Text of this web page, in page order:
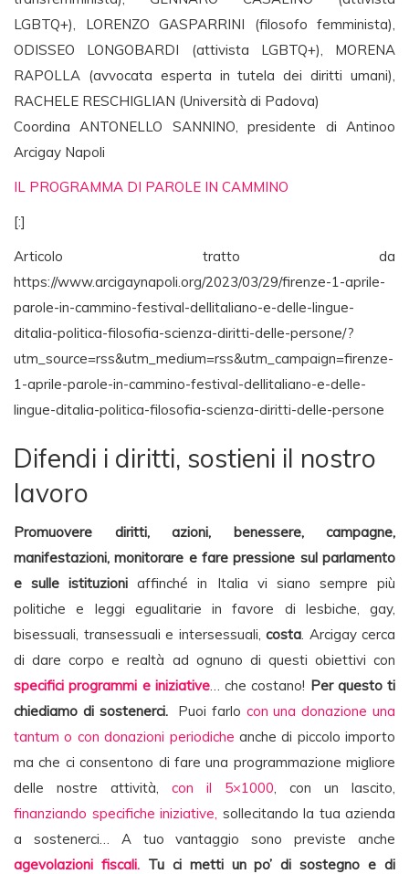
LGBTQ+), LORENZO GASPARRINI (filosofo femminista),
ODISSEO LONGOBARDI (attivista LGBTQ+), MORENA
RAPOLLA (avvocata esperta in tutela dei diritti umani),
RACHELE RESCHIGLIAN (Università di Padova)
Coordina ANTONELLO SANNINO, presidente di Antinoo
Arcigay Napoli
IL PROGRAMMA DI PAROLE IN CAMMINO
[:]
Articolo tratto da
https://www.arcigaynapoli.org/2023/03/29/firenze-1-aprile-
parole-in-cammino-festival-dellitaliano-e-delle-lingue-
ditalia-politica-filosofia-scienza-diritti-delle-persone/?
utm_source=rss&utm_medium=rss&utm_campaign=firenze-
1-aprile-parole-in-cammino-festival-dellitaliano-e-delle-
lingue-ditalia-politica-filosofia-scienza-diritti-delle-persone
Difendi i diritti, sostieni il nostro
lavoro
Promuovere diritti, azioni, benessere, campagne,
manifestazioni, monitorare e fare pressione sul parlamento
e sulle istituzioni affinché in Italia vi siano sempre più
politiche e leggi egualitarie in favore di lesbiche, gay,
bisessuali, transessuali e intersessuali, costa . Arcigay cerca
di dare corpo e realtà ad ognuno di questi obiettivi con
specifici programmi e iniziative… che costano! Per questo ti
chiediamo di sostenerci.Puoi farlo con una donazione una
tantum o con donazioni periodiche anche di piccolo importo
ma che ci consentono di fare una programmazione migliore
delle nostre attività, con il 5×1000 , con un lascito,
finanziando specifiche iniziative, sollecitando la tua azienda
a sostenerci… A tuo vantaggio sono previste anche
agevolazioni fiscali. Tu ci metti un po’ di sostegno e di